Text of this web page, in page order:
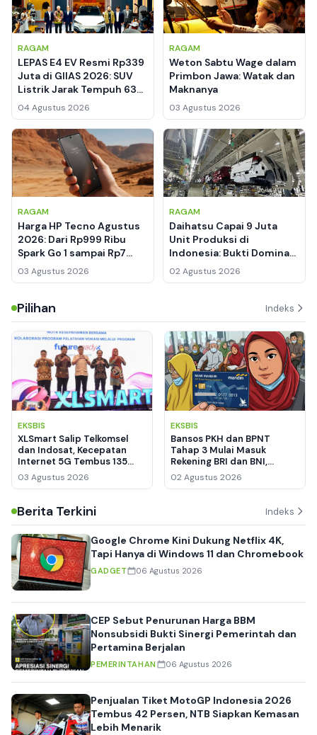
RAGAM
LEPAS E4 EV Resmi Rp339
Juta di GIIAS 2026: SUV
Listrik Jarak Tempuh 637
Km, Cek Kelemahannya
04 Agustus 2026
RAGAM
Weton Sabtu Wage dalam
Primbon Jawa: Watak dan
Maknanya
03 Agustus 2026
RAGAM
Harga HP Tecno Agustus
2026: Dari Rp999 Ribu
Spark Go 1 sampai Rp7
Jutaan Camon 30
Premier 5G
03 Agustus 2026
RAGAM
Daihatsu Capai 9 Juta
Unit Produksi di
Indonesia: Bukti Dominasi
Pasar LCGC Selama 5
Dekade
02 Agustus 2026
Pilihan Indeks
EKSBIS
XLSmart Salip Telkomsel
dan Indosat, Kecepatan
Internet 5G Tembus 135
Mbps
03 Agustus 2026
EKSBIS
Bansos PKH dan BPNT
Tahap 3 Mulai Masuk
Rekening BRI dan BNI,
Pemegang KKS Mandiri
Masih Nihil
02 Agustus 2026
Berita Terkini Indeks
Google Chrome Kini Dukung Netflix 4K,
Tapi Hanya di Windows 11 dan Chromebook
GADGET 06 Agustus 2026
CEP Sebut Penurunan Harga BBM
Nonsubsidi Bukti Sinergi Pemerintah dan
Pertamina Berjalan
PEMERINTAHAN 06 Agustus 2026
Penjualan Tiket MotoGP Indonesia 2026
Tembus 42 Persen, NTB Siapkan Kemasan
Lebih Menarik